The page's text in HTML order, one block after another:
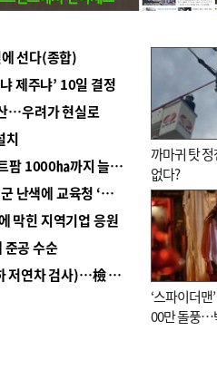
선다(종합)
제주냐’ 10일 결정
…우려가 현실로
치
■ 경남 농정 비전 ‘잘 사는 농촌’…스마트팜 1000㏊까지 늘린다
■ 교육혁신선도지 공모 코앞인데…구·군 난색에 교육청 ‘쩔쩔’
막힌 지역기업 응원
공 수순
■ 검사 신분 버리고 직급하향(10년 이하 저연차 검사)…檢 중수청행 기피
까마귀 탓
없다?
‘스파이더맨
00만 돌풍…